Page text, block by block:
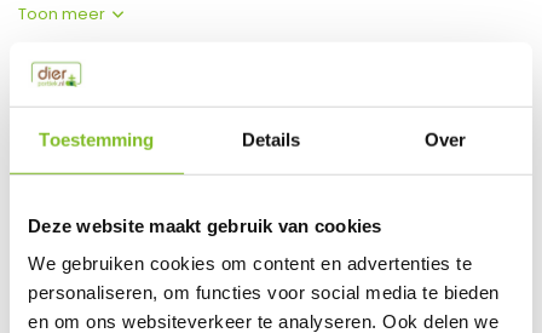
Toestemming Details Over
Deze website maakt gebruik van cookies
We gebruiken cookies om content en advertenties te
personaliseren, om functies voor social media te bieden
en om ons websiteverkeer te analyseren. Ook delen we
Toon meer
Productspecificaties
EAN 8718692582316
Do you have a question about this product?
Our employee is happy to help you find the right product